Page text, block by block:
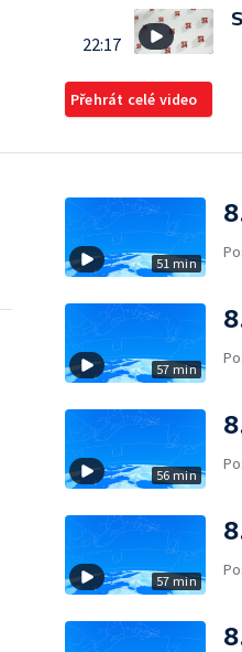
22:17
Přehrát celé video
51 min
57 min
56 min
57 min